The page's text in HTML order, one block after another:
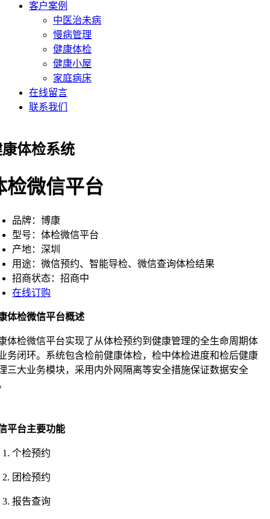
客户案例
中医治未病
慢病管理
健康体检
健康小屋
家庭病床
在线留言
联系我们
体检系统
检微信平台
品牌：博康
型号：体检微信平台
产地：深圳
用途：微信预约、智能导检、微信查询体检结果
招商状态：招商中
在线订购
体检微信平台概述
体检微信平台实现了从体检预约到健康管理的全生命周期体
务闭环。系统包含检前健康体检，检中体检进度和检后健康
三大业务模块，采用内外网隔离等安全措施保证数据安全
平台主要功能
个检预约
团检预约
报告查询